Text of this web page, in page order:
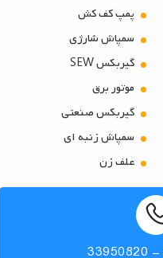
پمپ کف کش
سمپاش شارژی
گیربکس SEW
موتور برق
گیربکس صنعتی
سمپاش زنبه ای
علف زن